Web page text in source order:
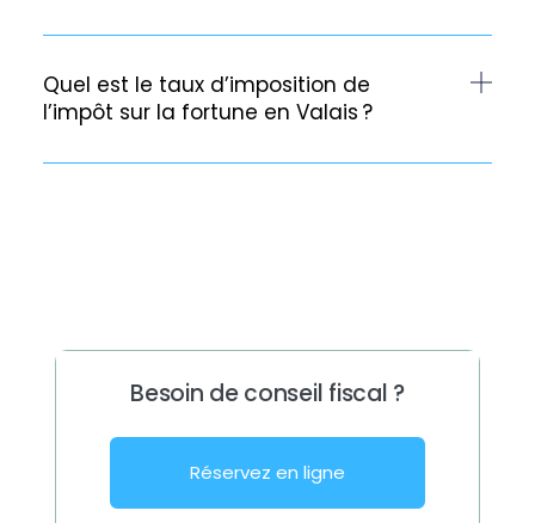
Quel est le taux d’imposition de
l’impôt sur la fortune en Valais ?
Besoin de conseil fiscal ?
Réservez en ligne